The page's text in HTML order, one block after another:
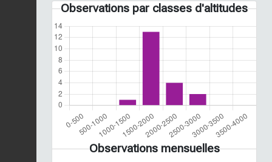
Observations par classes d'altitudes
Observations mensuelles